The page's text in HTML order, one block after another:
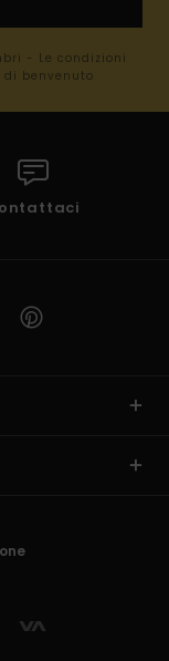
- Le condizioni
benvenuto